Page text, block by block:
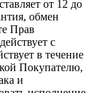
от 12 до
обмен
Прав
с
в течение
Покупателю,
и